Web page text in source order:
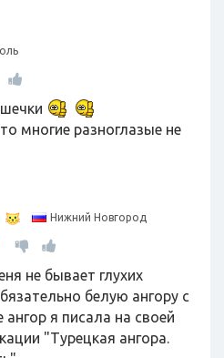
многие разноглазые не
Нижний Новгород
не бывает глухих
белую ангору с
ангор я писала на своей
"Турецкая ангора.